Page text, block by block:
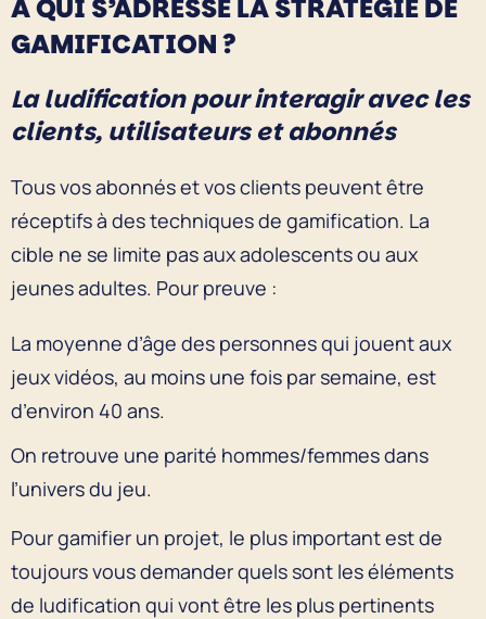
À QUI S’ADRESSE LA STRATÉGIE DE
GAMIFICATION ?
La ludification pour interagir avec les
clients, utilisateurs et abonnés
Tous vos abonnés et vos clients peuvent être
réceptifs à des techniques de gamification. La
cible ne se limite pas aux adolescents ou aux
jeunes adultes. Pour preuve :
La moyenne d’âge des personnes qui jouent aux
jeux vidéos, au moins une fois par semaine, est
d’environ 40 ans.
On retrouve une parité hommes/femmes dans
l’univers du jeu.
Pour gamifier un projet, le plus important est de
toujours vous demander quels sont les éléments
de ludification qui vont être les plus pertinents